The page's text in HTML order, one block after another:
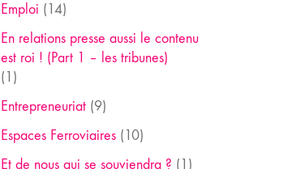
Emploi (14)
En relations presse aussi le contenu
est roi ! (Part 1 – les tribunes)
(1)
Entrepreneuriat(9)
Espaces Ferroviaires(10)
Et de nous qui se souviendra ? (1)